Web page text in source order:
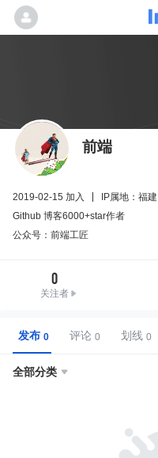
前端
2019-02-15 加入
IP属地：福建
Github 博客6000+star作者
公众号：前端工匠
0
关注者
发布 评论 划线
全部分类 